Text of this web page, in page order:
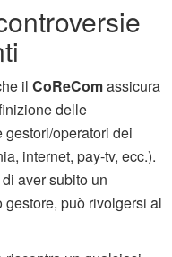
ilCoReComassicura
delle
gestori/operatori dei
internet, pay-tv, ecc.).
aver subito un
può rivolgersi al